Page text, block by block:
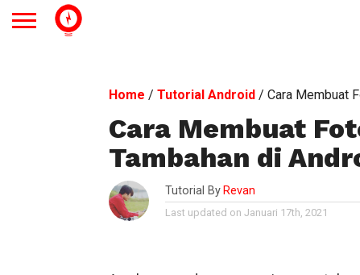
Home / Tutorial Android/ Cara Membuat
Cara Membuat
Tambahan di
Tutorial By Revan
Last updated on Januari 17th, 2021